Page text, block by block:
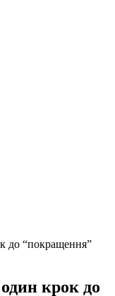
до “покращення”
крок до